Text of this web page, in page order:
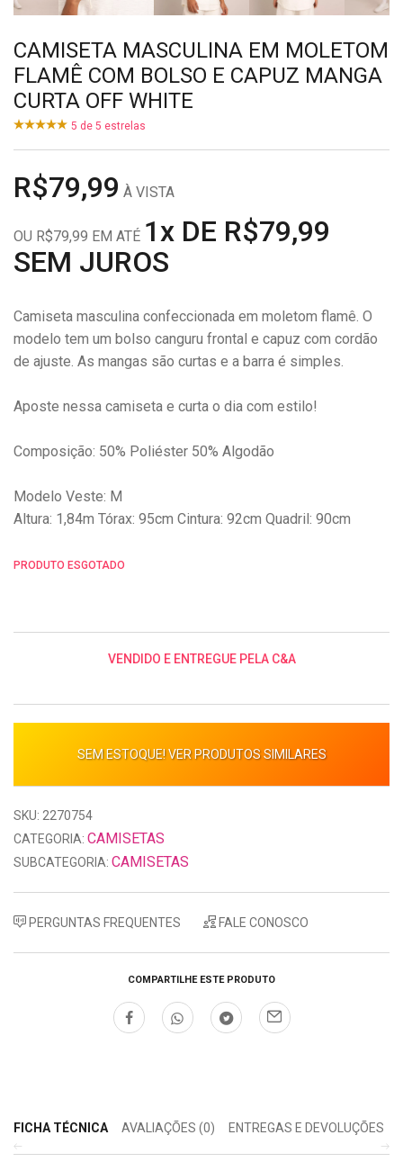
CAMISETA MASCULINA EM MOLETOM
FLAMÊ COM BOLSO E CAPUZ MANGA
CURTA OFF WHITE
5 de 5 estrelas
R$79,99 À VISTA
OU R$79,99 EM ATÉ 1x DE R$79,99
SEM JUROS
Camiseta masculina confeccionada em moletom flamê. O
modelo tem um bolso canguru frontal e capuz com cordão
de ajuste. As mangas são curtas e a barra é simples.
Aposte nessa camiseta e curta o dia com estilo!
Composição: 50% Poliéster 50% Algodão
Modelo Veste: M
Altura: 1,84m Tórax: 95cm Cintura: 92cm Quadril: 90cm
PRODUTO ESGOTADO
VENDIDO E ENTREGUE PELA C&A
SEM ESTOQUE! VER PRODUTOS SIMILARES
SKU: 2270754
CATEGORIA: CAMISETAS
SUBCATEGORIA: CAMISETAS
PERGUNTAS FREQUENTES FALE CONOSCO
COMPARTILHE ESTE PRODUTO
FICHA TÉCNICA AVALIAÇÕES (0) ENTREGAS E DEVOLUÇÕES